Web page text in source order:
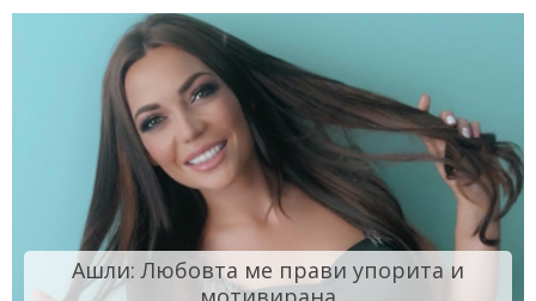
Ашли: Любовта ме прави упорита и